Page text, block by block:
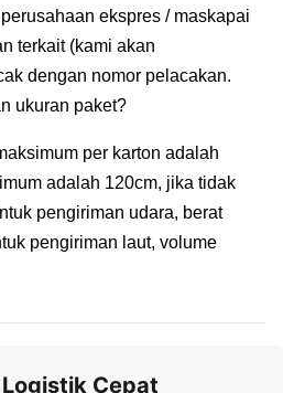
ekspres / maskapai
terkait (kami akan
dengan nomor pelacakan.
ukuran paket?
per karton adalah
adalah 120cm, jika tidak
pengiriman udara, berat
pengiriman laut, volume
Cepat